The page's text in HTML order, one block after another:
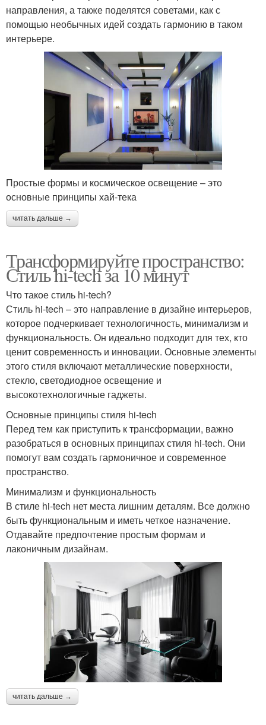
направления, а также поделятся советами, как с
помощью необычных идей создать гармонию в таком
интерьере.
Простые формы и космическое освещение – это
основные принципы хай-тека
читать дальше →
Трансформируйте пространство:
Стиль hi-tech за 10 минут
Что такое стиль hi-tech?
Стиль hi-tech – это направление в дизайне интерьеров,
которое подчеркивает технологичность, минимализм и
функциональность. Он идеально подходит для тех, кто
ценит современность и инновации. Основные элементы
этого стиля включают металлические поверхности,
стекло, светодиодное освещение и
высокотехнологичные гаджеты.
Основные принципы стиля hi-tech
Перед тем как приступить к трансформации, важно
разобраться в основных принципах стиля hi-tech. Они
помогут вам создать гармоничное и современное
пространство.
Минимализм и функциональность
В стиле hi-tech нет места лишним деталям. Все должно
быть функциональным и иметь четкое назначение.
Отдавайте предпочтение простым формам и
лаконичным дизайнам.
читать дальше →